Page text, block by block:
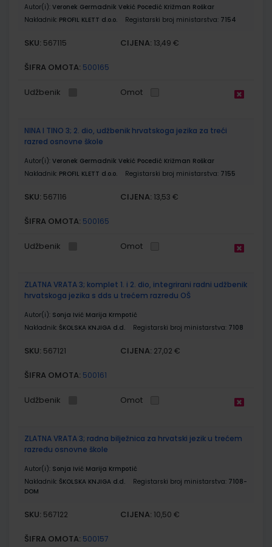
Autor(i): Veronek Germadnik Vekić Pocedić Križman Roškar
Nakladnik: PROFIL KLETT d.o.o. Registarski broj ministarstva: 7154
SKU: 567115 CIJENA: 13,49 €
ŠIFRA OMOTA: 500165
Udžbenik Omot
NINA I TINO 3; 2. dio, udžbenik hrvatskoga jezika za treći
razred osnovne škole
Autor(i): Veronek Germadnik Vekić Pocedić Križman Roškar
Nakladnik: PROFIL KLETT d.o.o. Registarski broj ministarstva: 7155
SKU: 567116 CIJENA: 13,53 €
ŠIFRA OMOTA: 500165
Udžbenik Omot
ZLATNA VRATA 3; komplet 1. i 2. dio, integrirani radni udžbenik
hrvatskoga jezika s dds u trećem razredu OŠ
Autor(i): Sonja Ivić Marija Krmpotić
Nakladnik: ŠKOLSKA KNJIGA d.d. Registarski broj ministarstva: 7108
SKU: 567121 CIJENA: 27,02 €
ŠIFRA OMOTA: 500161
Udžbenik Omot
ZLATNA VRATA 3; radna bilježnica za hrvatski jezik u trećem
razredu osnovne škole
Autor(i): Sonja Ivić Marija Krmpotić
Nakladnik: ŠKOLSKA KNJIGA d.d. Registarski broj ministarstva: 7108-
DOM
SKU: 567122 CIJENA: 10,50 €
ŠIFRA OMOTA: 500157